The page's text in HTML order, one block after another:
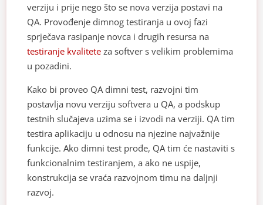
verziju i prije nego što se nova verzija postavi na
QA. Provođenje dimnog testiranja u ovoj fazi
sprječava rasipanje novca i drugih resursa na
testiranje kvalitete za softver s velikim problemima
u pozadini.
Kako bi proveo QA dimni test, razvojni tim
postavlja novu verziju softvera u QA, a podskup
testnih slučajeva uzima se i izvodi na verziji. QA tim
testira aplikaciju u odnosu na njezine najvažnije
funkcije. Ako dimni test prođe, QA tim će nastaviti s
funkcionalnim testiranjem, a ako ne uspije,
konstrukcija se vraća razvojnom timu na daljnji
razvoj.